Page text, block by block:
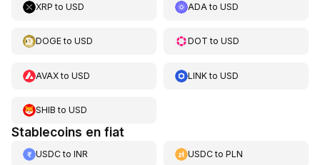
XRP to USD ADA toUSD
DOGEto USD DOT toUSD
AVAXto USD LINKtoUSD
SHIB to USD
Stablecoins en fiat
USDCto INR USDCtoPLN